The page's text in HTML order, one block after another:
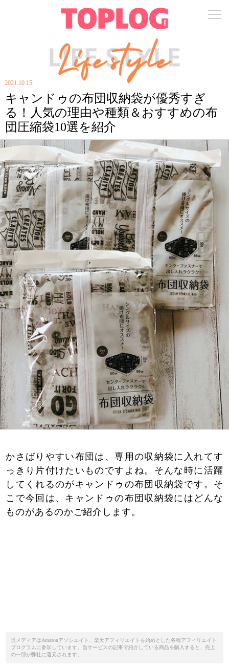
2021.10.15
キャンドゥの布団収納袋が優秀すぎ
る！人気の理由や種類＆おすすめの布
団圧縮袋10選を紹介
かさばりやすい布団は、専用の収納袋に入れてす
っきり片付けたいものですよね。そんな時に活躍
してくれるのがキャンドゥの布団収納袋です。そ
こで今回は、キャンドゥの布団収納袋にはどんな
ものがあるのかご紹介します。
当メディアはAmazonアソシエイト、楽天アフィリエイトを始めとした各種アフィリエイト
プログラムに参加しています。当サービスの記事で紹介している商品を購入すると、売上
の一部が弊社に還元されます。